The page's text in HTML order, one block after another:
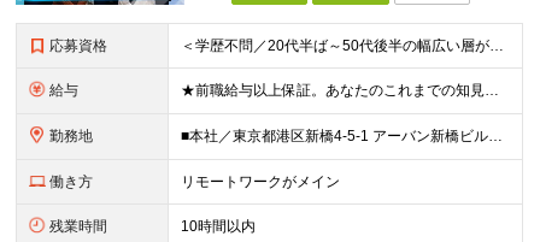
応募資格 ＜学歴不問／20代半ば～50代後半の幅広い層が活躍中＞ ■何らかのシステム開発経験をお持ちの方（年数不問） ※Java、C#、PHPなどのオブジェクト指向言語での開発経験がある方を想定しています。
給与 ★前職給与以上保証。あなたのこれまでの知見と実績を正当に評価します。 【開発技術実務経験者】 ◆月給36万円～（賞与2回/年 ＊理論年収 500万以上） ★経験者(PLクラス)は、スキルに応じて＜
勤務地 ■本社／東京都港区新橋4-5-1 アーバン新橋ビル11F ※(変更の範囲)上記を除く当社関連勤務地 【82.7％がリモートワーク／転勤なし】 本社もしくは東京都近郊の取引先での勤務となります。
働き方 リモートワークがメイン
残業時間 10時間以内